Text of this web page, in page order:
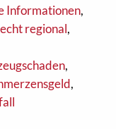
Informationen,
regional,
,
,